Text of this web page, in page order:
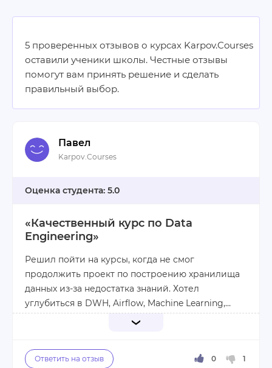
5 проверенных отзывов о курсах Karpov.Courses
оставили ученики школы. Честные отзывы
помогут вам принять решение и сделать
правильный выбор.
Павел
Karpov.Courses
5.0
«Качественный курс по Data
Engineering»
Решил пойти на курсы, когда не смог
продолжить проект по построению хранилища
данных из-за недостатка знаний. Хотел
углубиться в DWH, Airflow, Machine Learning,
Spark и Hadoop, а также освоить визуализацию
Хотя я с 2012 года работаю в ИТ, всё же основное
время был Full-Stack Oracle Developer.
занимался миграцией данных из Oracle в